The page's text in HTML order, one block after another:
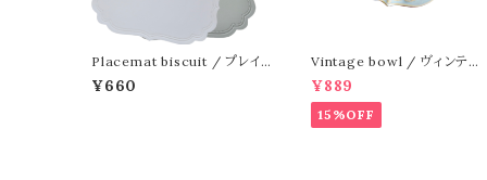
Placemat biscuit / プレイ
スマット ビスケット
¥660
Vintage bowl / ヴィンテー
ジ ボウル
¥889
15%OFF